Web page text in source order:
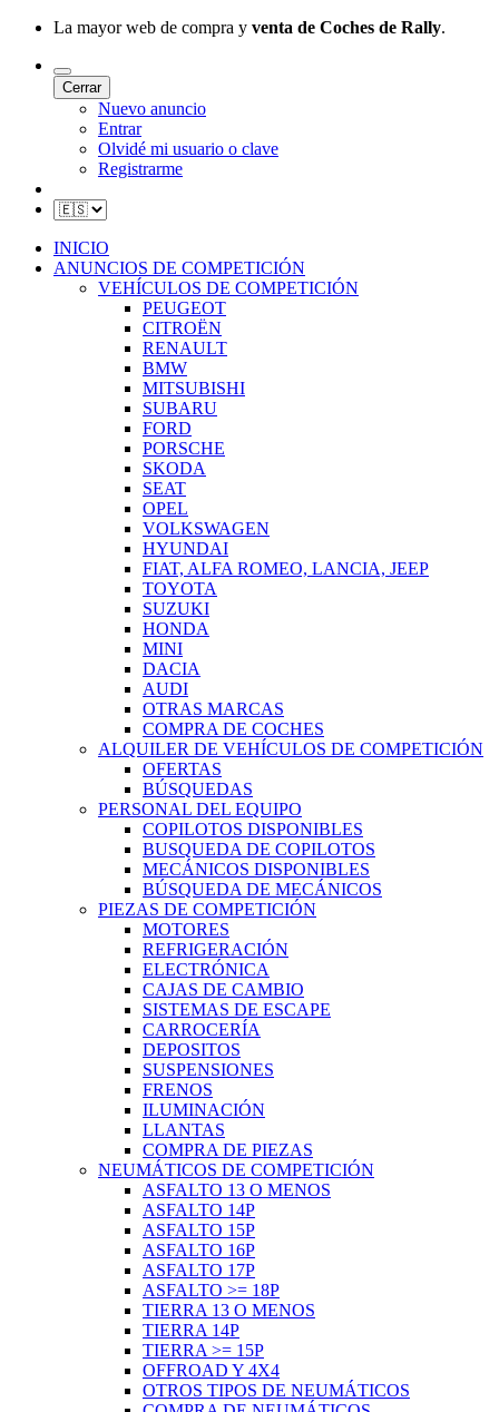
La mayor web de compra y venta de Coches de Rally.
Cerrar
Nuevo anuncio
Entrar
Olvidé mi usuario o clave
Registrarme
INICIO
ANUNCIOS DE COMPETICIÓN
VEHÍCULOS DE COMPETICIÓN
PEUGEOT
CITROËN
RENAULT
BMW
MITSUBISHI
SUBARU
FORD
PORSCHE
SKODA
SEAT
OPEL
VOLKSWAGEN
HYUNDAI
FIAT, ALFA ROMEO, LANCIA, JEEP
TOYOTA
SUZUKI
HONDA
MINI
DACIA
AUDI
OTRAS MARCAS
COMPRA DE COCHES
ALQUILER DE VEHÍCULOS DE COMPETICIÓN
OFERTAS
BÚSQUEDAS
PERSONAL DEL EQUIPO
COPILOTOS DISPONIBLES
BUSQUEDA DE COPILOTOS
MECÁNICOS DISPONIBLES
BÚSQUEDA DE MECÁNICOS
PIEZAS DE COMPETICIÓN
MOTORES
REFRIGERACIÓN
ELECTRÓNICA
CAJAS DE CAMBIO
SISTEMAS DE ESCAPE
CARROCERÍA
DEPOSITOS
SUSPENSIONES
FRENOS
ILUMINACIÓN
LLANTAS
COMPRA DE PIEZAS
NEUMÁTICOS DE COMPETICIÓN
ASFALTO 13 O MENOS
ASFALTO 14P
ASFALTO 15P
ASFALTO 16P
ASFALTO 17P
ASFALTO >= 18P
TIERRA 13 O MENOS
TIERRA 14P
TIERRA >= 15P
OFFROAD Y 4X4
OTROS TIPOS DE NEUMÁTICOS